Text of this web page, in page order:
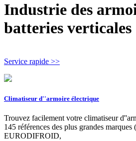
Industrie des
batteries verticales
Service rapide >>
Climatiseur d''armoire électrique
Trouvez facilement votre climatiseur
145 références des plus grandes
EURODIFROID,